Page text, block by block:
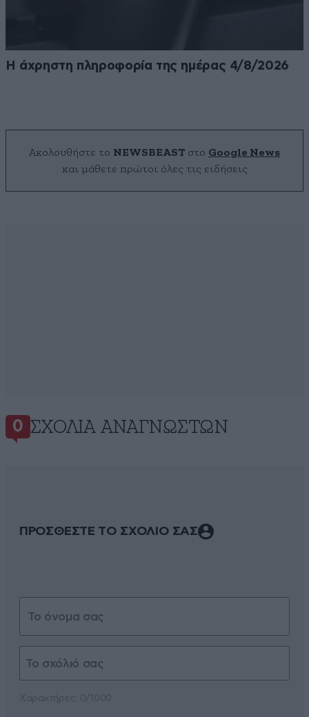
Η άχρηστη πληροφορία της ημέρας 4/8/2026
Ακολουθήστε το NEWSBEAST στο Google News
και μάθετε πρώτοι όλες τις ειδήσεις
0 ΣΧΌΛΙΑ ΑΝΑΓΝΩΣΤΏΝ
ΠΡΟΣΘΕΣΤΕ ΤΟ ΣΧΟΛΙΟ ΣΑΣ